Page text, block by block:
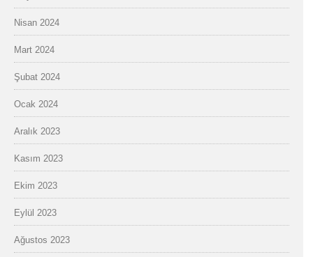
Nisan 2024
Mart 2024
Şubat 2024
Ocak 2024
Aralık 2023
Kasım 2023
Ekim 2023
Eylül 2023
Ağustos 2023